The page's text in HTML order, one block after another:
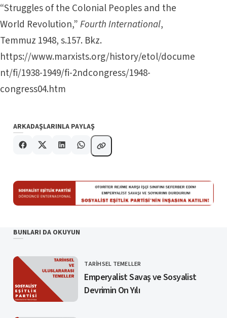
“Struggles of the Colonial Peoples and the
World Revolution,”Fourth International,
Temmuz 1948, s.157. Bkz.
https://www.marxists.org/history/etol/docume
nt/fi/1938-1949/fi-2ndcongress/1948-
congress04.htm
ARKADAŞLARINLA PAYLAŞ
BUNLARI DA OKUYUN
KATEGORI
TARIHSEL TEMELLER
Emperyalist Savaş ve Sosyalist
Devrimin On Yılı